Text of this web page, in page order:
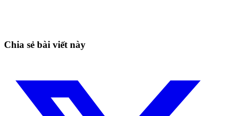
Chia sẻ bài viết này